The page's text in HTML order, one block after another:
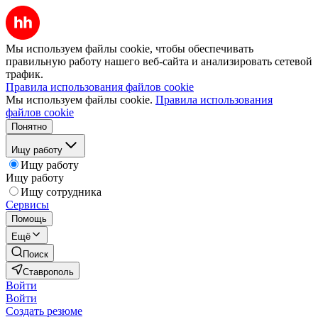
Мы используем файлы cookie, чтобы обеспечивать
правильную работу нашего веб-сайта и анализировать сетевой
трафик.
Правила использования файлов cookie
Мы используем файлы cookie. Правила использования
файлов cookie
Понятно
Ищу работу
Ищу работу
Ищу работу
Ищу сотрудника
Сервисы
Помощь
Ещё
Поиск
Ставрополь
Войти
Войти
Создать резюме